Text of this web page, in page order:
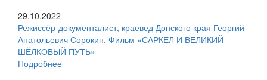
29.10.2022
Режиссёр-документалист, краевед Донского края Георгий
Анатольевич Сорокин. Фильм «САРКЕЛ И ВЕЛИКИЙ
ШЁЛКОВЫЙ ПУТЬ»
Подробнее